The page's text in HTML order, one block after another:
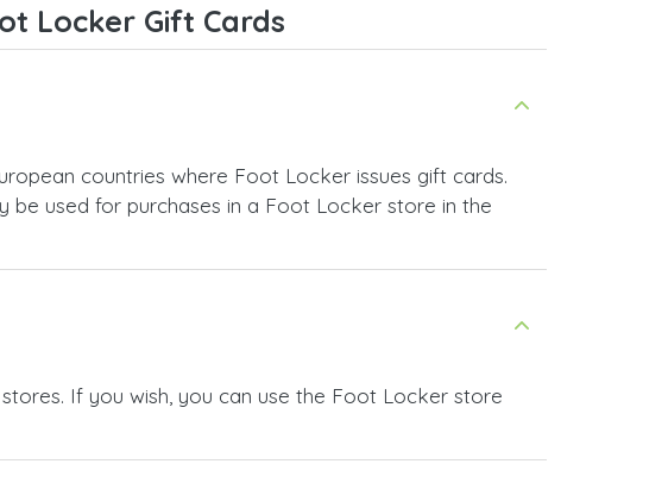
Locker Gift Cards
countries where Foot Locker issues gift cards.
be used for purchases in a Foot Locker store in the
If you wish, you can use the Foot Locker store